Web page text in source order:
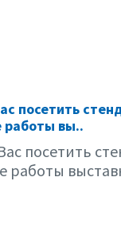
посетить
работы вы..
посетить
работы